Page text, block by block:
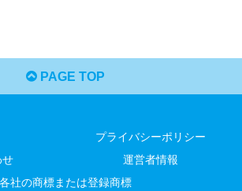
PAGE TOP
プライバシーポリシー
せ
運営者情報
各社の商標または登録商標